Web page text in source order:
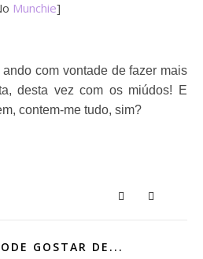
Munchie]
com vontade de fazer mais
desta vez com os miúdos! E
contem-me tudo, sim?
GOSTAR DE...